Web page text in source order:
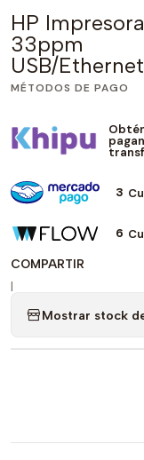
HP
33ppm
USB/
MÉTODOS DE PAGO
3
6
COMPARTIR
|
Mostrar stock